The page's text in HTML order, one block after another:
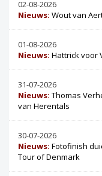
02-08-2026
Nieuws: Wout van
01-08-2026
Nieuws: Hattrick voor
31-07-2026
Nieuws: Thomas
van Herentals
30-07-2026
Nieuws: Fotofinish
Tour of Denmark